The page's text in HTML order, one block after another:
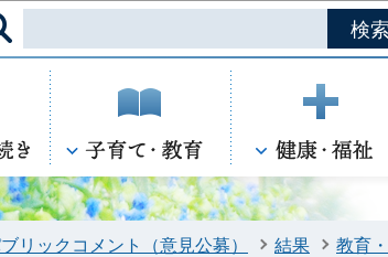
このページの本文へ移動
リックコメント（意見公募） 結果
教育